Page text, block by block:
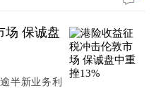
场 保诚盘
半新业务利